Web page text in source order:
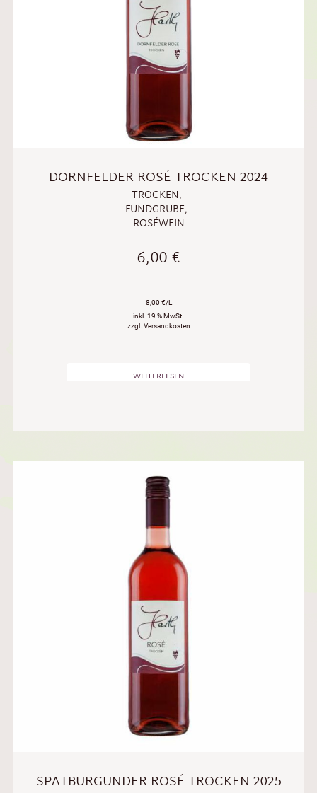
DORNFELDER ROSÉ TROCKEN 2024
TROCKEN,
FUNDGRUBE,
ROSÉWEIN
6,00€
8,00 €/L
inkl. 19 % MwSt.
zzgl. Versandkosten
WEITERLESEN
SPÄTBURGUNDER ROSÉ TROCKEN 2025